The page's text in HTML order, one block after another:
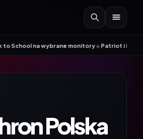
na wybrane monitory•Patriot i ROG łączą
Polska